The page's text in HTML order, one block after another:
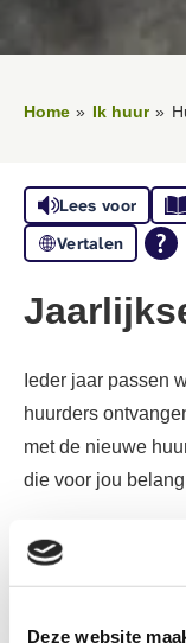
Deze website
Home Ik huur
Lees voor
Vertalen
Ieder jaar passen
huurders
met de nieuwe
die voor jou
De huren
Voor het